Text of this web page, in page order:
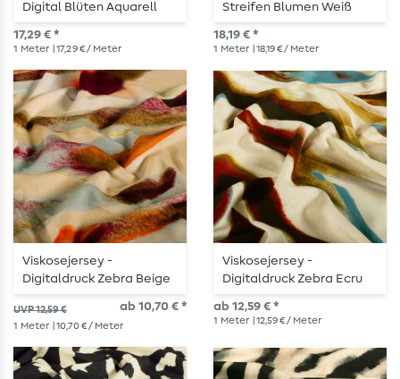
Digital Blüten Aquarell
Mint
17,29 € *
1 Meter | 17,29 € / Meter
Streifen Blumen Weiß
Hellblau
18,19 € *
1 Meter | 18,19 € / Meter
Viskosejersey -
Digitaldruck Zebra Beige
UVP 12,59 € ab 10,70 € *
1 Meter | 10,70 € / Meter
Viskosejersey -
Digitaldruck Zebra Ecru
ab 12,59 € *
1 Meter | 12,59 € / Meter